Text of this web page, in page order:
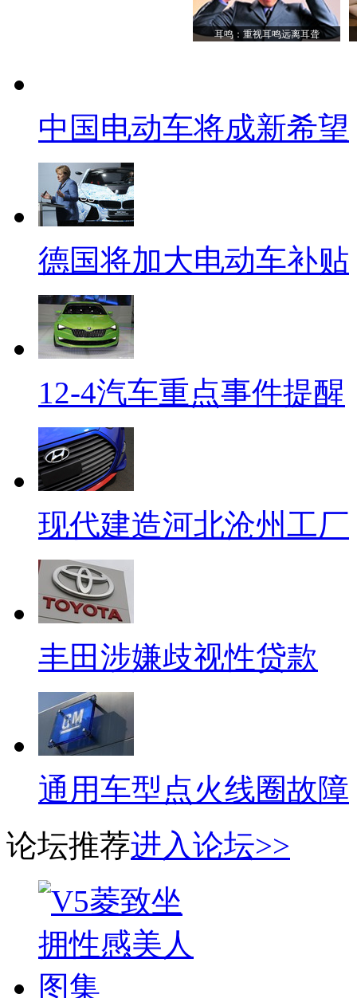
耳鸣：重视耳鸣远离耳聋
中国电动车将成新希望
德国将加大电动车补贴
12-4汽车重点事件提醒
现代建造河北沧州工厂
丰田涉嫌歧视性贷款
通用车型点火线圈故障
论坛推荐进入论坛>>